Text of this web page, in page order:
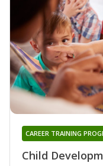
Child
CAREER TRAINING